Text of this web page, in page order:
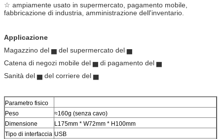
☆ ampiamente usato in supermercato, pagamento mobile,
fabbricazione di industria, amministrazione dell'inventario.
Applicazione
Magazzino del ▅ del supermercato del ▅
Catena di negozi mobile del ▅ di pagamento del ▅
Sanità del ▅ del corriere del ▅
Parametro fisico
Peso
≈160g (senza cavo)
Dimensione
L175mm * W72mm * H100mm
Tipo di interfaccia USB